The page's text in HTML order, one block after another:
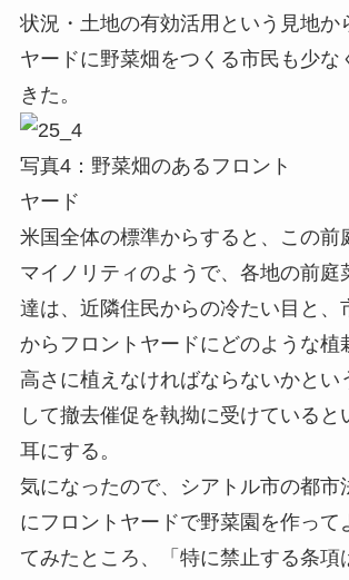
状況・土地の有効活用という見地か
ヤードに野菜畑をつくる市民も少な
きた。
写真4：野菜畑のあるフロント
ヤード
米国全体の標準からすると、この前
マイノリティのようで、各地の前庭
達は、近隣住民からの冷たい目と、
からフロントヤードにどのような植
高さに植えなければならないかとい
して撤去催促を執拗に受けていると
耳にする。
気になったので、シアトル市の都市
にフロントヤードで野菜園を作って
てみたところ、「特に禁止する条項